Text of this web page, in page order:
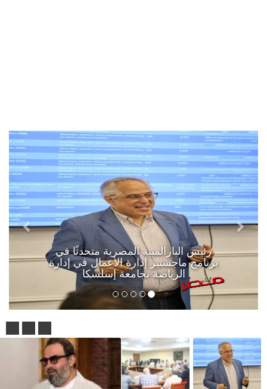
رئيس البارالمبية المصرية متحدثًا في
برنامج ماجستير إدارة الأعمال في إدارة
الرياضة بجامعة إسلسكا